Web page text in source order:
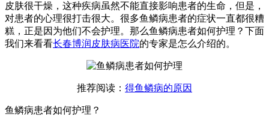
皮肤很干燥，这种疾病虽然不能直接影响患者的生命，但是，
对患者的心理很打击很大。很多鱼鳞病患者的症状一直都很糟
糕，正是因为他们不会护理。那么鱼鳞病患者如何护理？下面
我们来看看长春博润皮肤病医院的专家是怎么介绍的。
推荐阅读： 得鱼鳞病的原因
鱼鳞病患者如何护理？